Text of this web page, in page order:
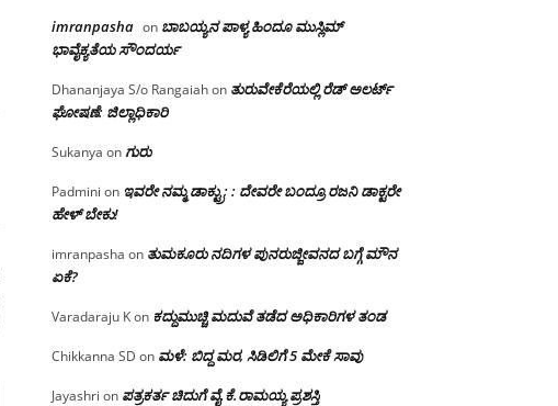
imranpasha on ಬಾಬಯ್ಯನ ಪಾಳ್ಯ ಹಿಂದೂ ಮುಸ್ಲಿಮ್
ಭಾವೈಕ್ಯತೆಯ ಸೌಂದರ್ಯ
Dhananjaya S/o Rangaiahon ತುರುವೇಕೆರೆಯಲ್ಲಿ ರೆಡ್ ಅಲರ್ಟ್
ಘೋಷಣೆ: ಜಿಲ್ಲಾಧಿಕಾರಿ
Sukanya onಗುರು
Padmini on ಇವರೇ ನಮ್ಮ ಡಾಕ್ಟ್ರು; : ದೇವರೇ ಬಂದ್ರೂ ರಜನಿ ಡಾಕ್ಟರೇ
ಹೇಳ್ ಬೇಕು!
imranpasha on ತುಮಕೂರು ನದಿಗಳ ಪುನರುಜ್ಜೀವನದ ಬಗ್ಗೆ ಮೌನ
ಏಕೆ?
Varadaraju Kon ಕದ್ದುಮುಚ್ಚಿ ಮದುವೆ ತಡೆದ ಅಧಿಕಾರಿಗಳ ತಂಡ
Chikkanna SD on ಮಳೆ: ಬಿದ್ದ ಮರ, ಸಿಡಿಲಿಗೆ 5 ಮೇಕೆ ಸಾವು
Jayashri on ಪತ್ರಕರ್ತ ಚಿದುಗೆ ವೈ.ಕೆ.ರಾಮಯ್ಯ ಪ್ರಶಸ್ತಿ